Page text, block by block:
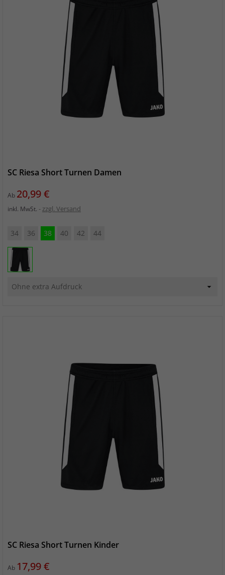
SC Riesa Short Turnen Damen
Ab Preis
20,99 €
inkl. MwSt. zzgl. Versand
34 36 38 40 42 44
SC Riesa Short Turnen Kinder
Ab Preis
17,99 €